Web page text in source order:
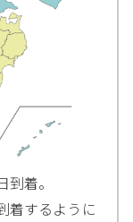
着。
着するように